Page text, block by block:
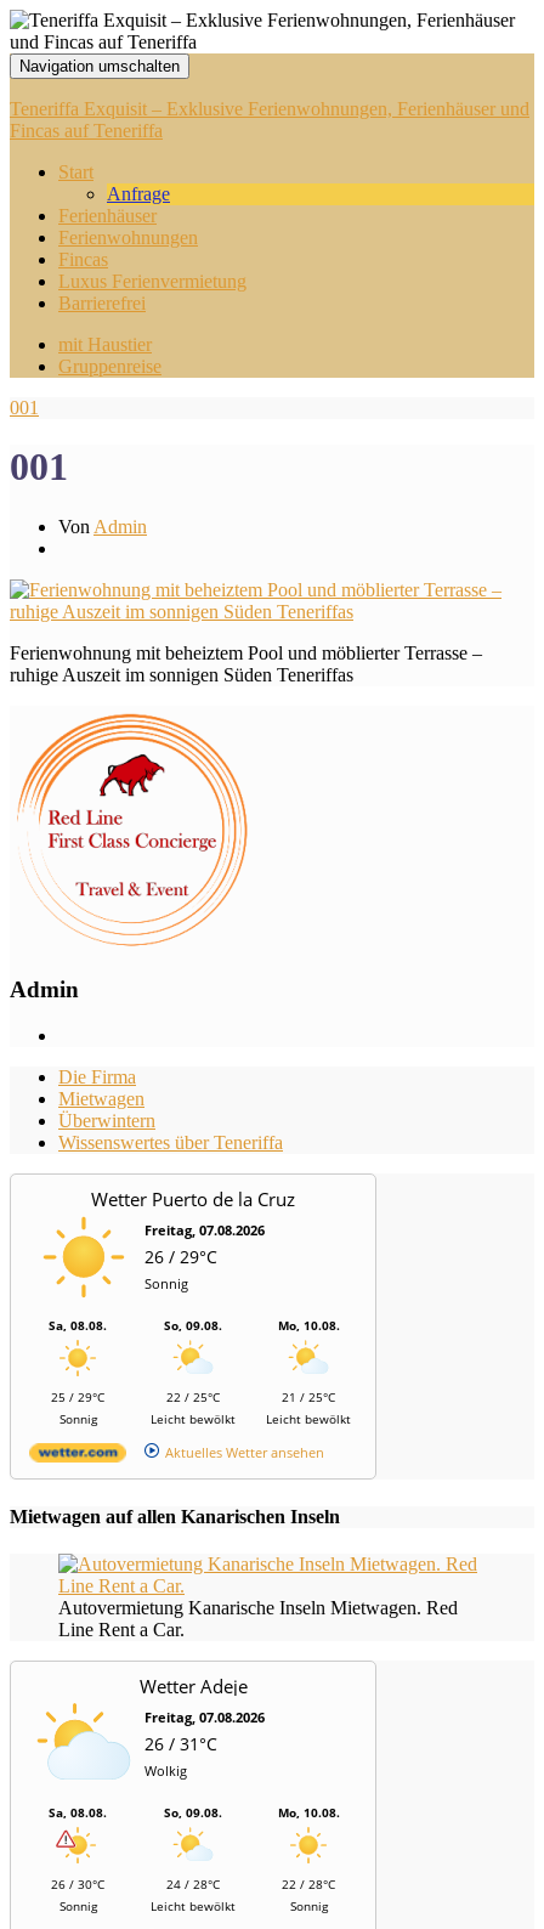
Navigation umschalten
Teneriffa Exquisit – Exklusive Ferienwohnungen, Ferienhäuser und
Fincas auf Teneriffa
Start
Anfrage
Ferienhäuser
Ferienwohnungen
Fincas
Luxus Ferienvermietung
Barrierefrei
mit Haustier
Gruppenreise
001
001
Von Admin
Ferienwohnung mit beheiztem Pool und möblierter Terrasse –
ruhige Auszeit im sonnigen Süden Teneriffas
Admin
Die Firma
Mietwagen
Überwintern
Wissenswertes über Teneriffa
Wetter Puerto de la Cruz
Freitag, 07.08.2026
26 / 29°C
Sonnig
Sa, 08.08.
25 / 29°C
Sonnig
So, 09.08.
22 / 25°C
Leicht bewölkt
Mo, 10.08.
21 / 25°C
Leicht bewölkt
Aktuelles Wetter ansehen
Mietwagen auf allen Kanarischen Inseln
Autovermietung Kanarische Inseln Mietwagen. Red
Line Rent a Car.
Wetter Adeje
Freitag, 07.08.2026
26 / 31°C
Wolkig
Sa, 08.08.
26 / 30°C
Sonnig
So, 09.08.
24 / 28°C
Leicht bewölkt
Mo, 10.08.
22 / 28°C
Sonnig